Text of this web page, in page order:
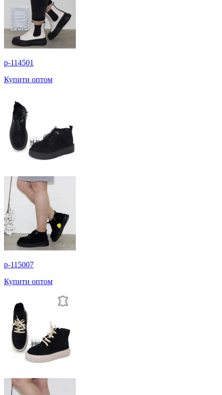
p-114501
Купити оптом
p-115007
Купити оптом